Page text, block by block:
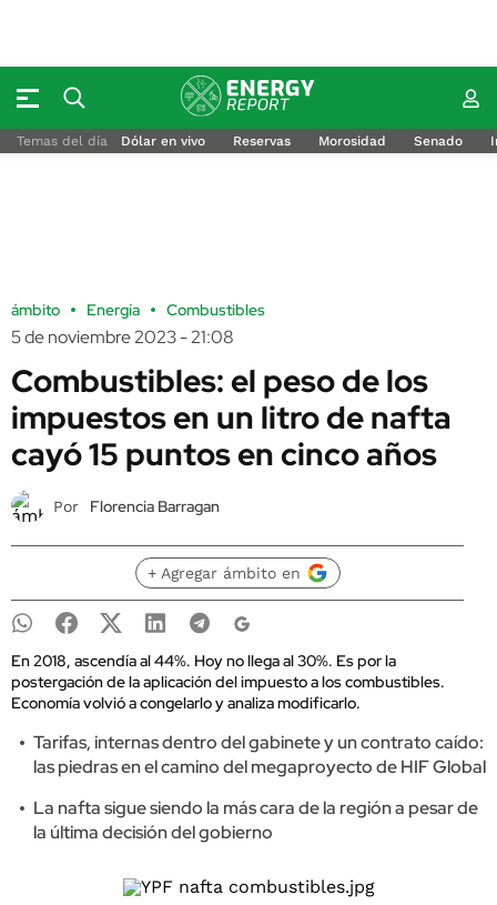
Temas del día Dólar en vivo Reservas Morosidad Senado
ámbito Energía Combustibles
5 de noviembre 2023 - 21:08
Combustibles: el peso de los
impuestos en un litro de nafta
cayó 15 puntos en cinco años
Por Florencia Barragan
+ Agregar ámbito en
En 2018, ascendía al 44%. Hoy no llega al 30%. Es por la
postergación de la aplicación del impuesto a los combustibles.
Economía volvió a congelarlo y analiza modificarlo.
Tarifas, internas dentro del gabinete y un contrato caído:
las piedras en el camino del megaproyecto de HIF Global
La nafta sigue siendo la más cara de la región a pesar de
la última decisión del gobierno